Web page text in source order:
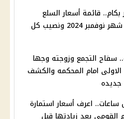
بكام.. قائمة أسعار السلع
المدعمه لـ شهر نوفمبر 2024 ونصيب كل
سفاح التجمع وزوجته وجها
الاولى امام المحكمه والكشف
ساعات.. اعرف أسعار استمارة
القومي بعد زيادتها قبل